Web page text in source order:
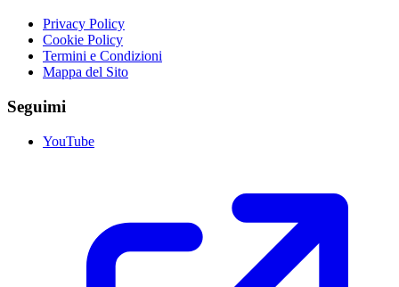
Privacy Policy
Cookie Policy
Termini e Condizioni
Mappa del Sito
Seguimi
YouTube